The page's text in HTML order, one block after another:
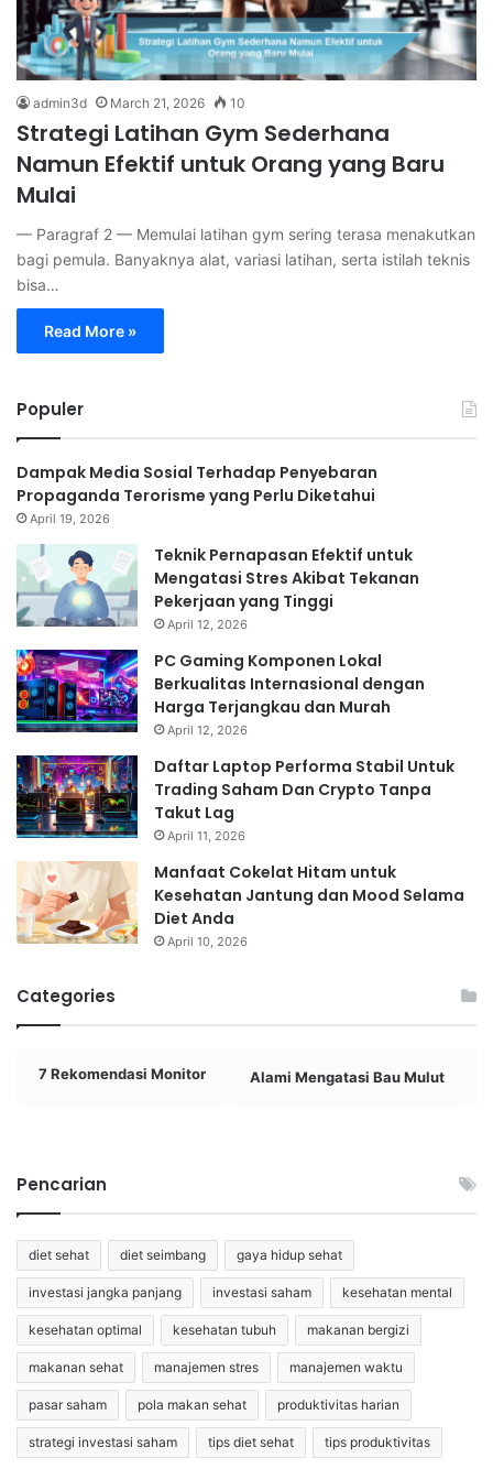
admin3d March 21, 2026 10
Strategi Latihan Gym Sederhana
Namun Efektif untuk Orang yang Baru
Mulai
— Paragraf 2 — Memulai latihan gym sering terasa menakutkan
bagi pemula. Banyaknya alat, variasi latihan, serta istilah teknis
bisa…
Read More »
Populer
Dampak Media Sosial Terhadap Penyebaran
Propaganda Terorisme yang Perlu Diketahui
April 19, 2026
Teknik Pernapasan Efektif untuk
Mengatasi Stres Akibat Tekanan
Pekerjaan yang Tinggi
April 12, 2026
PC Gaming Komponen Lokal
Berkualitas Internasional dengan
Harga Terjangkau dan Murah
April 12, 2026
Daftar Laptop Performa Stabil Untuk
Trading Saham Dan Crypto Tanpa
Takut Lag
April 11, 2026
Manfaat Cokelat Hitam untuk
Kesehatan Jantung dan Mood Selama
Diet Anda
April 10, 2026
Categories
7 Rekomendasi Monitor Alami Mengatasi Bau Mulut
Pencarian
diet sehat diet seimbang gaya hidup sehat
investasi jangka panjang investasi saham kesehatan mental
kesehatan optimal kesehatan tubuh makanan bergizi
makanan sehat manajemen stres manajemen waktu
pasar saham pola makan sehat produktivitas harian
strategi investasi saham tips diet sehat tips produktivitas